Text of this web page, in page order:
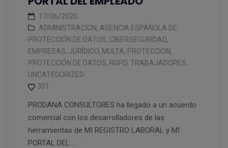
17/06/2020
ADMINISTRACION, AGENCIA ESPAÑOLA DE
PROTECCIÓN DE DATOS, CIBERSEGURIDAD,
EMPRESAS, JURÍDICO, MULTA, PROTECCION,
PROTECCIÓN DE DATOS, RGPD, TRABAJADORES,
UNCATEGORIZED
301
PRODANA CONSULTORES ha llegado a un acuerdo
comercial con los desarrolladores de las
herramientas de MI REGISTRO LABORAL y MI
PORTAL DEL...